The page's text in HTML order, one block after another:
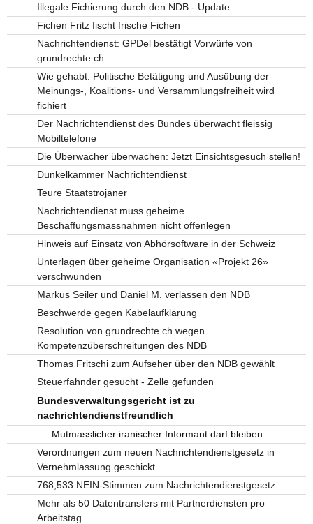
Illegale Fichierung durch den NDB - Update
Fichen Fritz fischt frische Fichen
Nachrichtendienst: GPDel bestätigt Vorwürfe von
grundrechte.ch
Wie gehabt: Politische Betätigung und Ausübung der
Meinungs-, Koalitions- und Versammlungsfreiheit wird
fichiert
Der Nachrichtendienst des Bundes überwacht fleissig
Mobiltelefone
Die Überwacher überwachen: Jetzt Einsichtsgesuch stellen!
Dunkelkammer Nachrichtendienst
Teure Staatstrojaner
Nachrichtendienst muss geheime
Beschaffungsmassnahmen nicht offenlegen
Hinweis auf Einsatz von Abhörsoftware in der Schweiz
Unterlagen über geheime Organisation «Projekt 26»
verschwunden
Markus Seiler und Daniel M. verlassen den NDB
Beschwerde gegen Kabelaufklärung
Resolution von grundrechte.ch wegen
Kompetenzüberschreitungen des NDB
Thomas Fritschi zum Aufseher über den NDB gewählt
Steuerfahnder gesucht - Zelle gefunden
Bundesverwaltungsgericht ist zu
nachrichtendienstfreundlich
Mutmasslicher iranischer Informant darf bleiben
Verordnungen zum neuen Nachrichtendienstgesetz in
Vernehmlassung geschickt
768,533 NEIN-Stimmen zum Nachrichtendienstgesetz
Mehr als 50 Datentransfers mit Partnerdiensten pro
Arbeitstag